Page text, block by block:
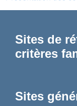
Sites de
critères
Sites